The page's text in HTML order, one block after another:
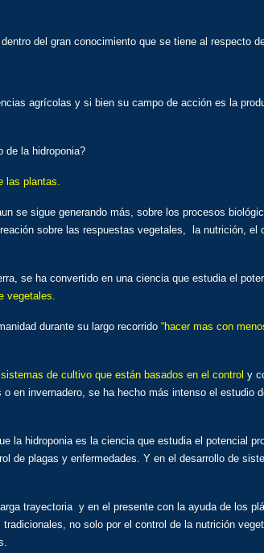
del gran conocimiento que se tiene al respecto
agrícolas y si bien su campo de acción es la
de la hidroponia?
las plantas.
se sigue generando más, sobre los procesos
sobre las respuestas vegetales, la nutrición,
se ha convertido en una ciencia que estudia el
vegetales.
durante su largo recorrido “hacer mas con
de cultivo que están basados en el control y
en invernadero, se ha hecho más intenso el
la hidroponia es la ciencia que estudia el potencial
de plagas y enfermedades. Y en el desarrollo de
trayectoria y en el presente con la ayuda de los
no solo por el control de la nutrición